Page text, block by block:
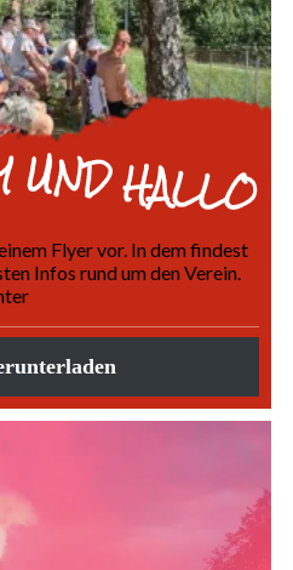
UND HALLO
Flyer vor. In dem findest
Infos rund um den Verein.